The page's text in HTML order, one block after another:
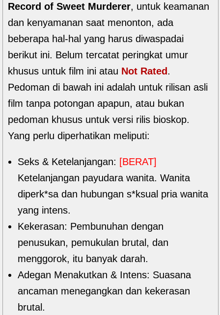
Record of Sweet Murderer, untuk keamanan
dan kenyamanan saat menonton, ada
beberapa hal-hal yang harus diwaspadai
berikut ini. Belum tercatat peringkat umur
khusus untuk film ini atau Not Rated.
Pedoman di bawah ini adalah untuk rilisan asli
film tanpa potongan apapun, atau bukan
pedoman khusus untuk versi rilis bioskop.
Yang perlu diperhatikan meliputi:
Seks & Ketelanjangan: [BERAT]
Ketelanjangan payudara wanita. Wanita
diperk*sa dan hubungan s*ksual pria wanita
yang intens.
Kekerasan: Pembunuhan dengan
penusukan, pemukulan brutal, dan
menggorok, itu banyak darah.
Adegan Menakutkan & Intens: Suasana
ancaman menegangkan dan kekerasan
brutal.